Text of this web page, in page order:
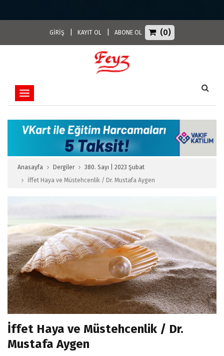
GİRİŞ KAYIT OL ABONE OL (0)
Toggle navigation
Anasayfa Dergiler
380. Sayı | 2023 Şubat
İffet Haya ve Müstehcenlik / Dr. Mustafa Aygen
İffet Haya ve Müstehcenlik / Dr.
Mustafa Aygen